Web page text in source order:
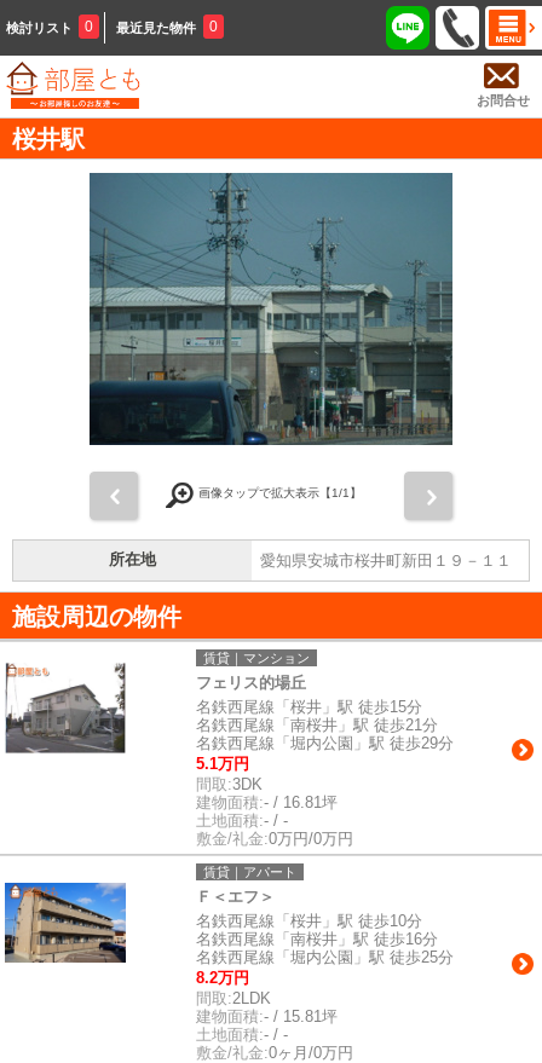
検討リスト 0 最近見た物件 0
お問合せ
桜井駅
画像タップで拡大表示【1/1】
所在地 愛知県安城市桜井町新田１９－１１
施設周辺の物件
賃貸｜マンション
フェリス的場丘
名鉄西尾線「桜井」駅 徒歩15分
名鉄西尾線「南桜井」駅 徒歩21分
名鉄西尾線「堀内公園」駅 徒歩29分
5.1万円
間取:3DK
建物面積:- / 16.81坪
土地面積:- / -
敷金/礼金:0万円/0万円
賃貸｜アパート
Ｆ＜エフ＞
名鉄西尾線「桜井」駅 徒歩10分
名鉄西尾線「南桜井」駅 徒歩16分
名鉄西尾線「堀内公園」駅 徒歩25分
8.2万円
間取:2LDK
建物面積:- / 15.81坪
土地面積:- / -
敷金/礼金:0ヶ月/0万円